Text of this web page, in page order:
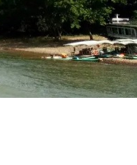
桂林
リスポンシブルト
ラベル